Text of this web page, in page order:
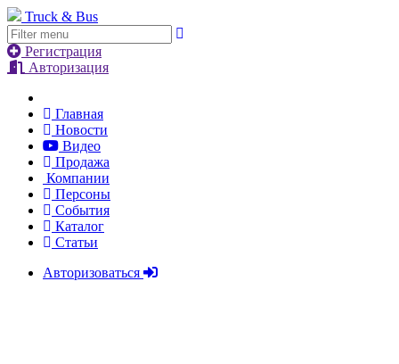
Truck & Bus
Регистрация
Авторизация
Главная
Новости
Видео
Продажа
Компании
Персоны
События
Каталог
Статьи
Авторизоваться